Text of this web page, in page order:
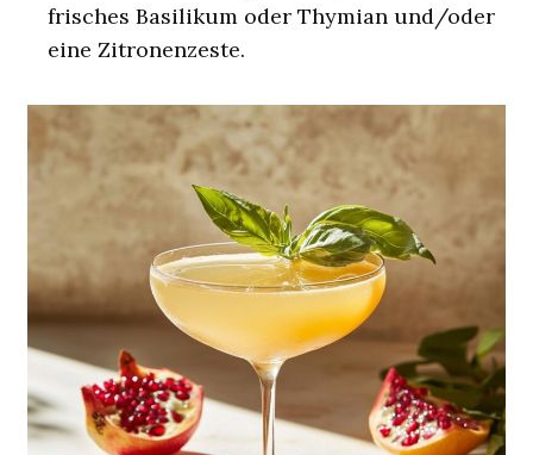
frisches Basilikum oder Thymian und/oder
eine Zitronenzeste.